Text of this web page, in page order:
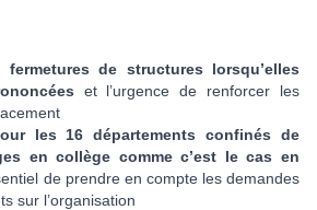
de structures lorsqu’elles
et l’urgence de renforcer les
les 16 départements confinés de
en collège comme c’est le cas en
de prendre en compte les demandes
sur l’organisation